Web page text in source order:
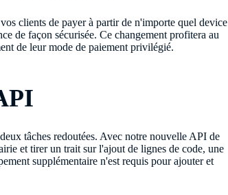
clients de payer à partir de n'importe quel device
de façon sécurisée. Ce changement profitera au
de leur mode de paiement privilégié.
tâches redoutées. Avec notre nouvelle API de
et tirer un trait sur l'ajout de lignes de code, une
supplémentaire n'est requis pour ajouter et